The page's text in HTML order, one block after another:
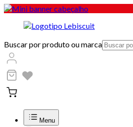
Buscar por produto ou marca
Menu